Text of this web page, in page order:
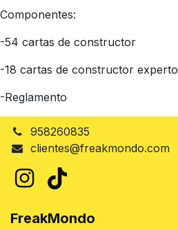
Componentes:
-54 cartas de constructor
-18 cartas de constructor experto
-Reglamento
958260835
clientes@freakmondo.com
FreakMondo